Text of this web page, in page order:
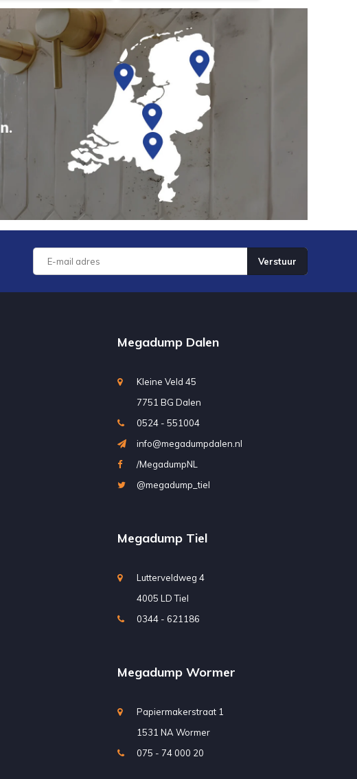
Verstuur
Megadump Dalen
Kleine Veld 45
7751 BG Dalen
0524 - 551004
info@megadumpdalen.nl
/MegadumpNL
@megadump_tiel
Megadump Tiel
Lutterveldweg 4
4005 LD Tiel
0344 - 621186
Megadump Wormer
Papiermakerstraat 1
1531 NA Wormer
075 - 74 000 20